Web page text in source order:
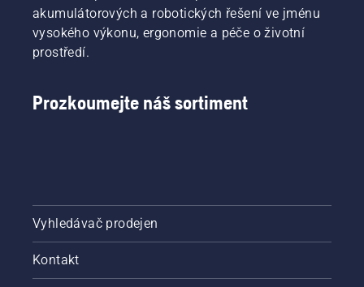
akumulátorových a robotických řešení ve jménu
vysokého výkonu, ergonomie a péče o životní
prostředí.
Prozkoumejte náš sortiment
Vyhledávač prodejen
Kontakt